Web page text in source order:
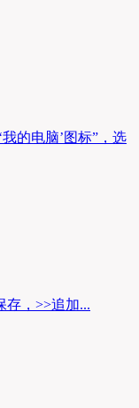
的电脑’图标”，选
存，˃˃追加...